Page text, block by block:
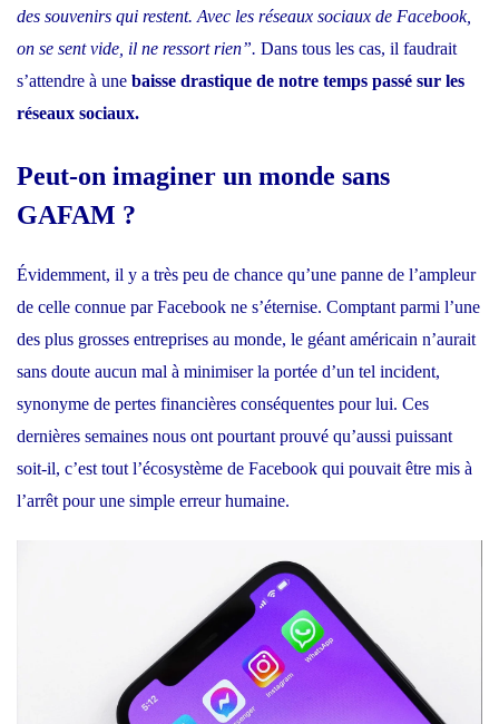
des souvenirs qui restent. Avec les réseaux sociaux de Facebook,
on se sent vide, il ne ressort rien”. Dans tous les cas, il faudrait
s’attendre à une baisse drastique de notre temps passé sur les
réseaux sociaux.
Peut-on imaginer un monde sans
GAFAM ?
Évidemment, il y a très peu de chance qu’une panne de l’ampleur
de celle connue par Facebook ne s’éternise. Comptant parmi l’une
des plus grosses entreprises au monde, le géant américain n’aurait
sans doute aucun mal à minimiser la portée d’un tel incident,
synonyme de pertes financières conséquentes pour lui. Ces
dernières semaines nous ont pourtant prouvé qu’aussi puissant
soit-il, c’est tout l’écosystème de Facebook qui pouvait être mis à
l’arrêt pour une simple erreur humaine.